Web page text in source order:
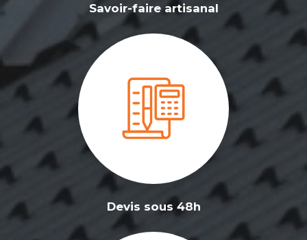
Savoir-faire artisanal
Devis sous 48h